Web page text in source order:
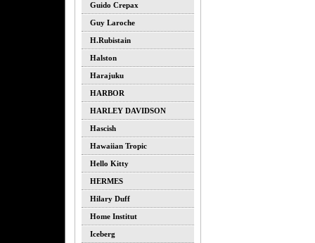
Guido Crepax
Guy Laroche
H.rubistain
Halston
Harajuku
HARBOR
HARLEY DAVIDSON
Hascish
Hawaiian Tropic
Hello Kitty
HERMES
Hilary Duff
Home Institut
Iceberg